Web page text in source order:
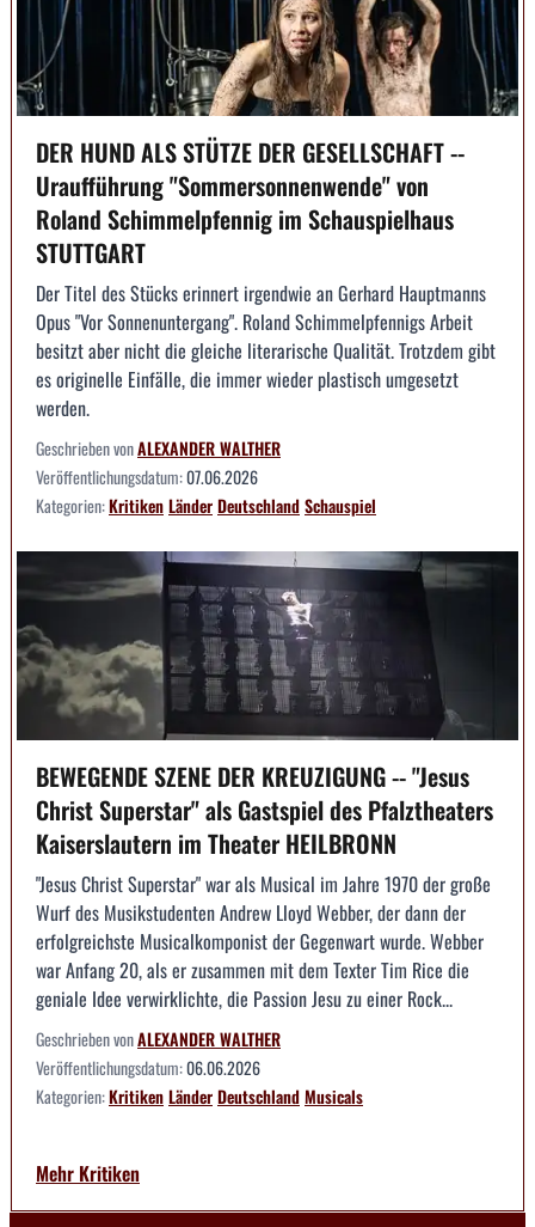
DER HUND ALS STÜTZE DER GESELLSCHAFT --
Uraufführung "Sommersonnenwende" von
Roland Schimmelpfennig im Schauspielhaus
STUTTGART
Der Titel des Stücks erinnert irgendwie an Gerhard Hauptmanns
Opus "Vor Sonnenuntergang". Roland Schimmelpfennigs Arbeit
besitzt aber nicht die gleiche literarische Qualität. Trotzdem gibt
es originelle Einfälle, die immer wieder plastisch umgesetzt
werden.
Geschrieben vonALEXANDER WALTHER
Veröffentlichungsdatum:07.06.2026
Kategorien:KritikenLänderDeutschlandSchauspiel
BEWEGENDE SZENE DER KREUZIGUNG -- "Jesus
Christ Superstar" als Gastspiel des Pfalztheaters
Kaiserslautern im Theater HEILBRONN
"Jesus Christ Superstar" war als Musical im Jahre 1970 der große
Wurf des Musikstudenten Andrew Lloyd Webber, der dann der
erfolgreichste Musicalkomponist der Gegenwart wurde. Webber
war Anfang 20, als er zusammen mit dem Texter Tim Rice die
geniale Idee verwirklichte, die Passion Jesu zu einer Rock...
Geschrieben vonALEXANDER WALTHER
Veröffentlichungsdatum:06.06.2026
Kategorien:KritikenLänderDeutschlandMusicals
Mehr Kritiken